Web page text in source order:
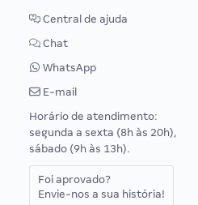
Central de ajuda
Chat
WhatsApp
E-mail
Horário de atendimento:
segunda a sexta (8h às 20h),
sábado (9h às 13h).
Foi aprovado?
Envie-nos a sua história!